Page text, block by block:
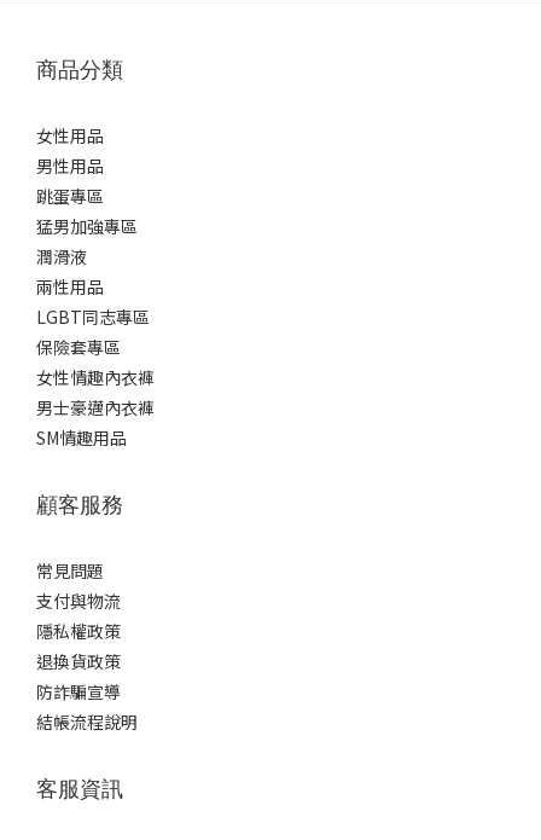
商品分類
女性用品
男性用品
跳蛋專區
猛男加強專區
潤滑液
兩性用品
LGBT同志專區
保險套專區
女性情趣內衣褲
男士豪邁內衣褲
SM情趣用品
顧客服務
常見問題
支付與物流
隱私權政策
退換貨政策
防詐騙宣導
結帳流程說明
客服資訊